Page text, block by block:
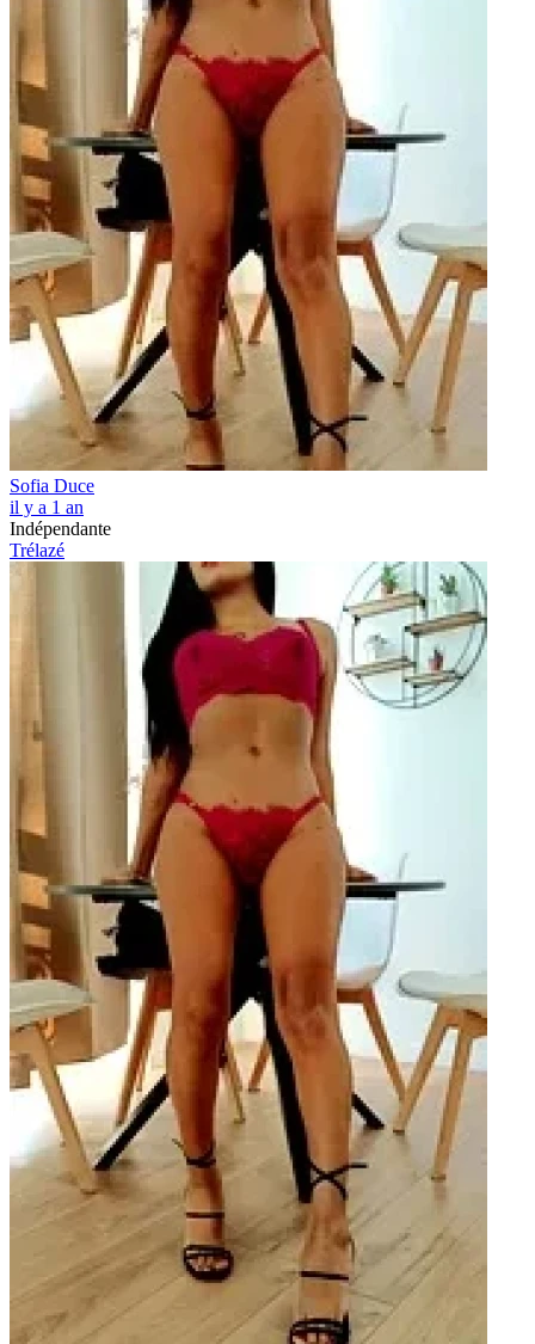
Sofia Duce
il y a 1 an
Indépendante
Trélazé